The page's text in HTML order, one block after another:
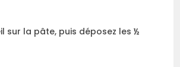
sur la pâte, puis déposez les ½